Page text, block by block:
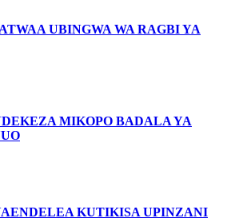
UBINGWA WA RAGBI YA
MIKOPO BADALA YA
KUTIKISA UPINZANI